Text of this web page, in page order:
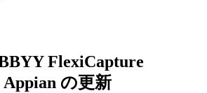
FlexiCapture
の更新